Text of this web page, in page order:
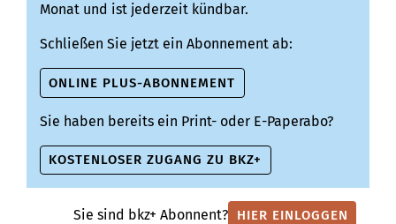
Monat und ist jederzeit kündbar.
Schließen Sie jetzt ein Abonnement ab:
ONLINE PLUS-ABONNEMENT
Sie haben bereits ein Print- oder E-Paperabo?
KOSTENLOSER ZUGANG ZU BKZ+
Sie sind bkz+ Abonnent? HIER EINLOGGEN